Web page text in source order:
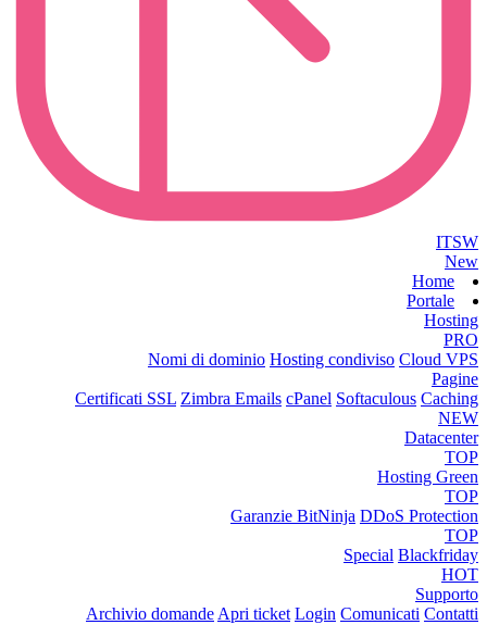
ITSW
New
Home
Portale
Hosting
PRO
Nomi di dominio Hosting condiviso Cloud VPS
Pagine
Certificati SSL Zimbra Emails cPanel Softaculous Caching
NEW
Datacenter
TOP
Hosting Green
TOP
Garanzie BitNinja DDoS Protection
TOP
Special Blackfriday
HOT
Supporto
Archivio domandeApri ticket Login Comunicati Contatti